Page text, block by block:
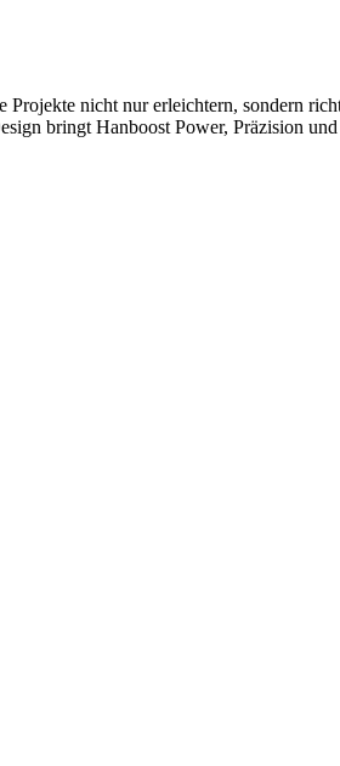
Projekte nicht nur erleichtern, sondern
bringt Hanboost Power, Präzision